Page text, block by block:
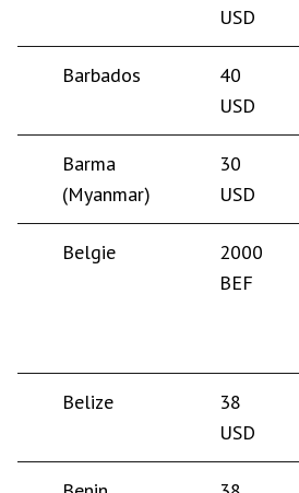
USD
Barbados
40
USD
Barma
(Myanmar)
30
USD
Belgie
2000
BEF
Belize
38
USD